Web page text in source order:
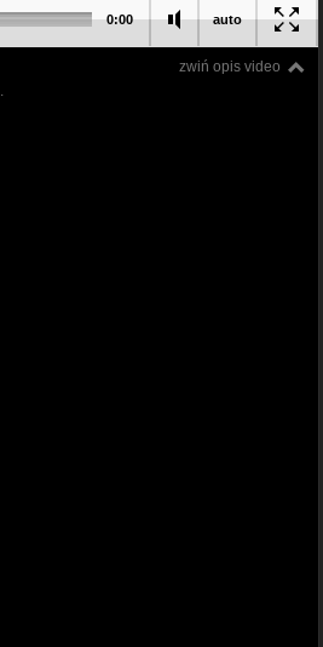
auto
0:00
zwiń opis video